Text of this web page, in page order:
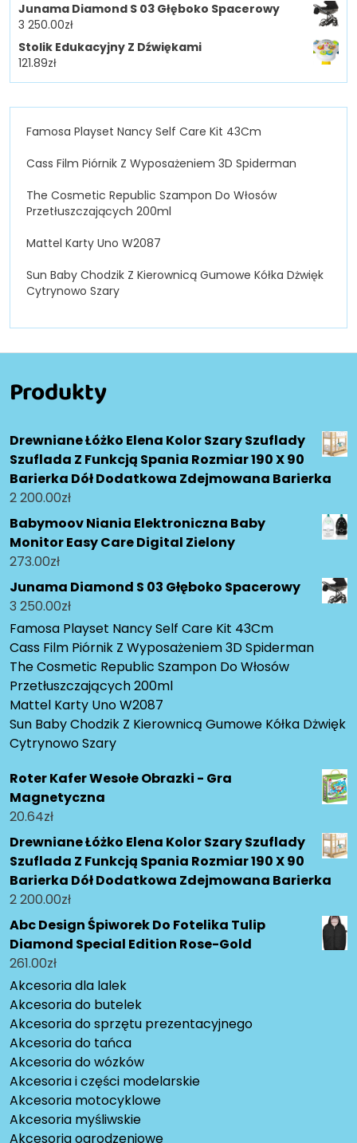
Junama Diamond S 03 Głęboko Spacerowy
3 250.00zł
Stolik Edukacyjny Z Dźwiękami
121.89zł
Famosa Playset Nancy Self Care Kit 43Cm
Cass Film Piórnik Z Wyposażeniem 3D Spiderman
The Cosmetic Republic Szampon Do Włosów
Przetłuszczających 200ml
Mattel Karty Uno W2087
Sun Baby Chodzik Z Kierownicą Gumowe Kółka Dżwięk
Cytrynowo Szary
Produkty
Drewniane Łóżko Elena Kolor Szary Szuflady
Szuflada Z Funkcją Spania Rozmiar 190 X 90
Barierka Dół Dodatkowa Zdejmowana Barierka
2 200.00zł
Babymoov Niania Elektroniczna Baby
Monitor Easy Care Digital Zielony
273.00zł
Junama Diamond S 03 Głęboko Spacerowy
3 250.00zł
Famosa Playset Nancy Self Care Kit 43Cm
Cass Film Piórnik Z Wyposażeniem 3D Spiderman
The Cosmetic Republic Szampon Do Włosów
Przetłuszczających 200ml
Mattel Karty Uno W2087
Sun Baby Chodzik Z Kierownicą Gumowe Kółka Dżwięk
Cytrynowo Szary
Roter Kafer Wesołe Obrazki - Gra
Magnetyczna
20.64zł
Drewniane Łóżko Elena Kolor Szary Szuflady
Szuflada Z Funkcją Spania Rozmiar 190 X 90
Barierka Dół Dodatkowa Zdejmowana Barierka
2 200.00zł
Abc Design Śpiworek Do Fotelika Tulip
Diamond Special Edition Rose-Gold
261.00zł
Akcesoria dla lalek
Akcesoria do butelek
Akcesoria do sprzętu prezentacyjnego
Akcesoria do tańca
Akcesoria do wózków
Akcesoria i części modelarskie
Akcesoria motocyklowe
Akcesoria myśliwskie
Akcesoria ogrodzeniowe